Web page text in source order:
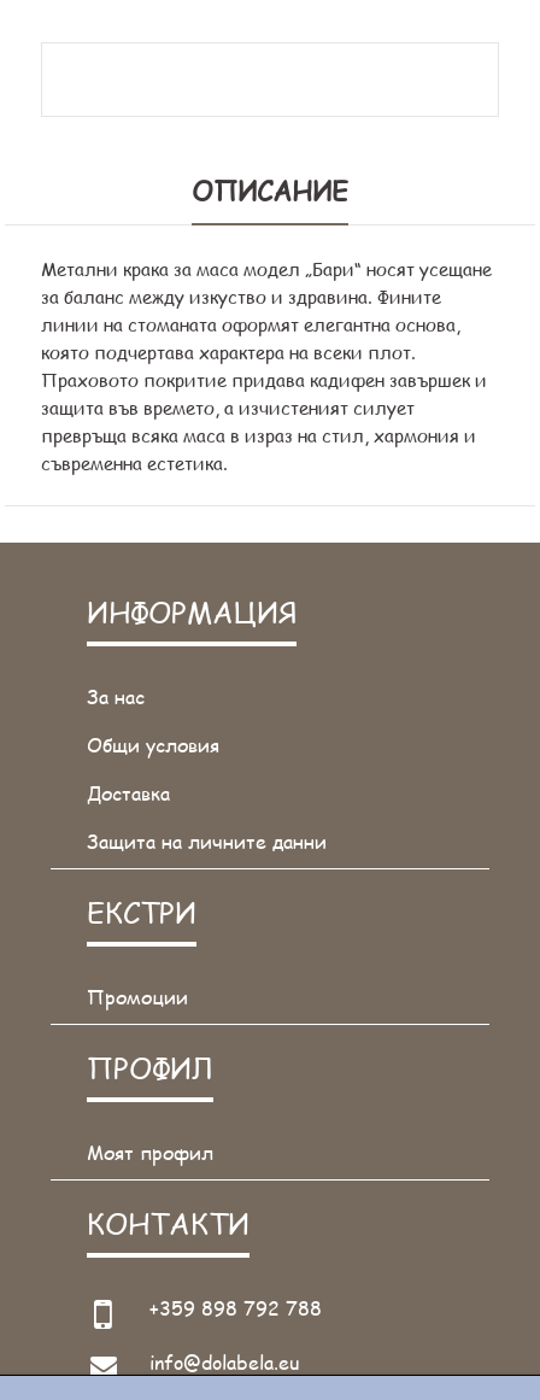
ОПИСАНИЕ
Метални крака за маса модел „Бари“ носят усещане
за баланс между изкуство и здравина. Фините
линии на стоманата оформят елегантна основа,
която подчертава характера на всеки плот.
Праховото покритие придава кадифен завършек и
защита във времето, а изчистеният силует
превръща всяка маса в израз на стил, хармония и
съвременна естетика.
ИНФОРМАЦИЯ
За нас
Общи условия
Доставка
Защита на личните данни
ЕКСТРИ
Промоции
ПРОФИЛ
Моят профил
КОНТАКТИ
+359 898 792 788
info@dolabela.eu